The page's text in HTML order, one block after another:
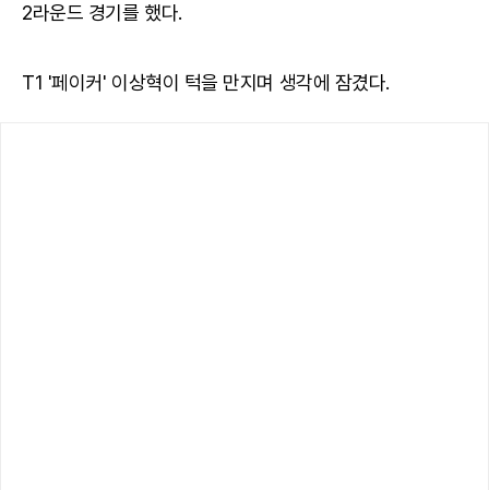
2라운드 경기를 했다.
T1 '페이커' 이상혁이 턱을 만지며 생각에 잠겼다.